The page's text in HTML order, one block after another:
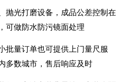
抛光打磨设备，成品公差控制在
可做防水防污镜面处理
批量订单也可提供上门量尺服
多数城市，售后响应及时